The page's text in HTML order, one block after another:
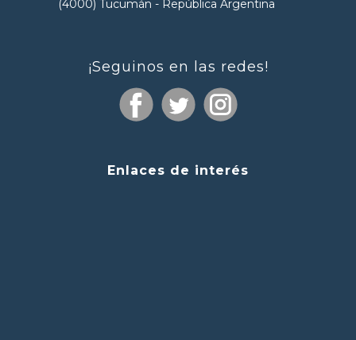
(4000) Tucumán - República Argentina
¡Seguinos en las redes!
Enlaces de interés